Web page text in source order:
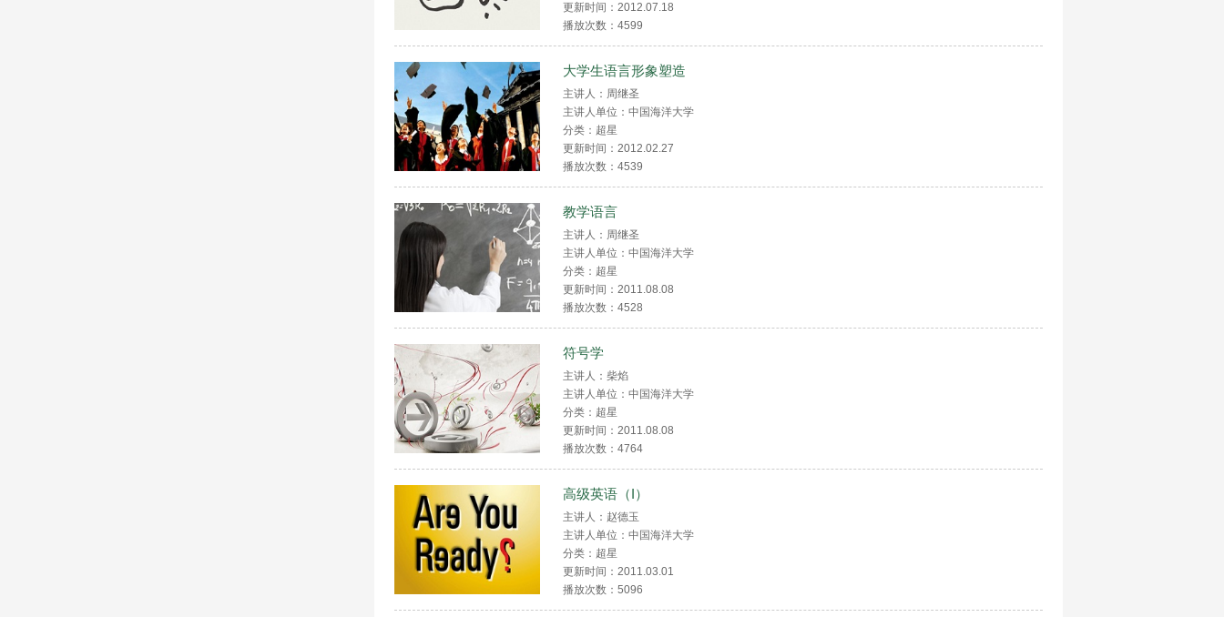
更新时间：2012.07.18
播放次数： 4599
大学生语言形象塑造
主讲人：周继圣
主讲人单位：中国海洋大学
分类：超星
更新时间：2012.02.27
播放次数： 4539
教学语言
主讲人：周继圣
主讲人单位：中国海洋大学
分类：超星
更新时间：2011.08.08
播放次数： 4528
符号学
主讲人：柴焰
主讲人单位：中国海洋大学
分类：超星
更新时间：2011.08.08
播放次数： 4764
高级英语（I）
主讲人：赵德玉
主讲人单位：中国海洋大学
分类：超星
更新时间：2011.03.01
播放次数： 5096